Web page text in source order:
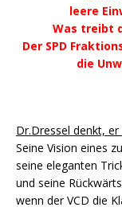
leere
Was treibt
Der SPD
die
Dr.Dressel denkt,
Seine Vision eines
seine eleganten
und seine
wenn der VCD die